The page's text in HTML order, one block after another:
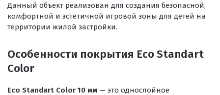
Решение компании “Экополис” под Приказ №1134
Антискользящее покрытие для бассейна
Водонепроницаемые покрытия
Покрытие для отмостки
Данный объект реализован для создания безопасной,
комфортной и эстетичной игровой зоны для детей на
территории жилой застройки.
Особенности покрытия Eco Standart
Color
Eco Standart Color 10 мм — это однослойное